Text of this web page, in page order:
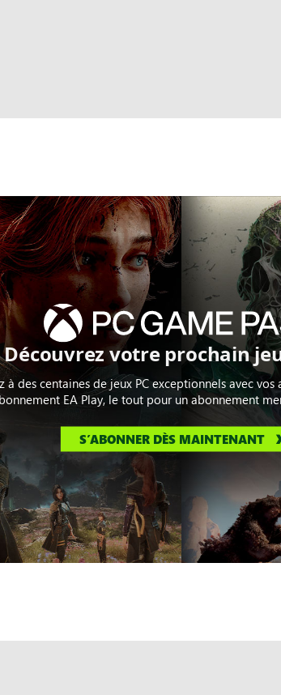
Découvrez votre prochain
à des centaines de jeux PC exceptionnels avec
EA Play, le tout pour un abonnement
S’ABONNER DÈS MAINTENANT